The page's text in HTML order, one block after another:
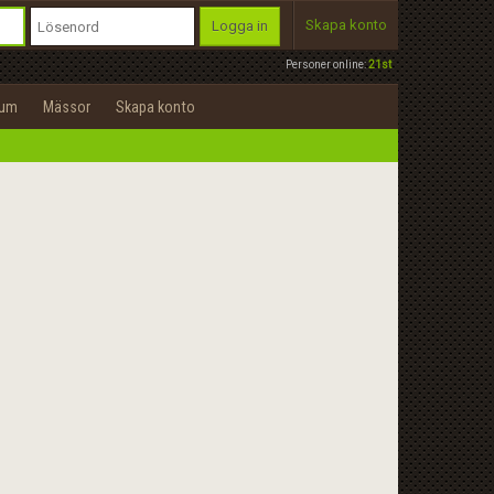
Personer online:21st
Logga in Skapa konto
Mässor Skapa konto